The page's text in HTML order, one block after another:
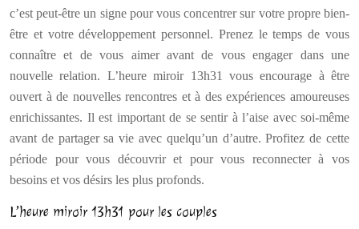
c’est peut-être un signe pour vous concentrer sur votre propre bien-
être et votre développement personnel. Prenez le temps de vous
connaître et de vous aimer avant de vous engager dans une
nouvelle relation. L’heure miroir 13h31 vous encourage à être
ouvert à de nouvelles rencontres et à des expériences amoureuses
enrichissantes. Il est important de se sentir à l’aise avec soi-même
avant de partager sa vie avec quelqu’un d’autre. Profitez de cette
période pour vous découvrir et pour vous reconnecter à vos
besoins et vos désirs les plus profonds.
L’heure miroir 13h31 pour les couples